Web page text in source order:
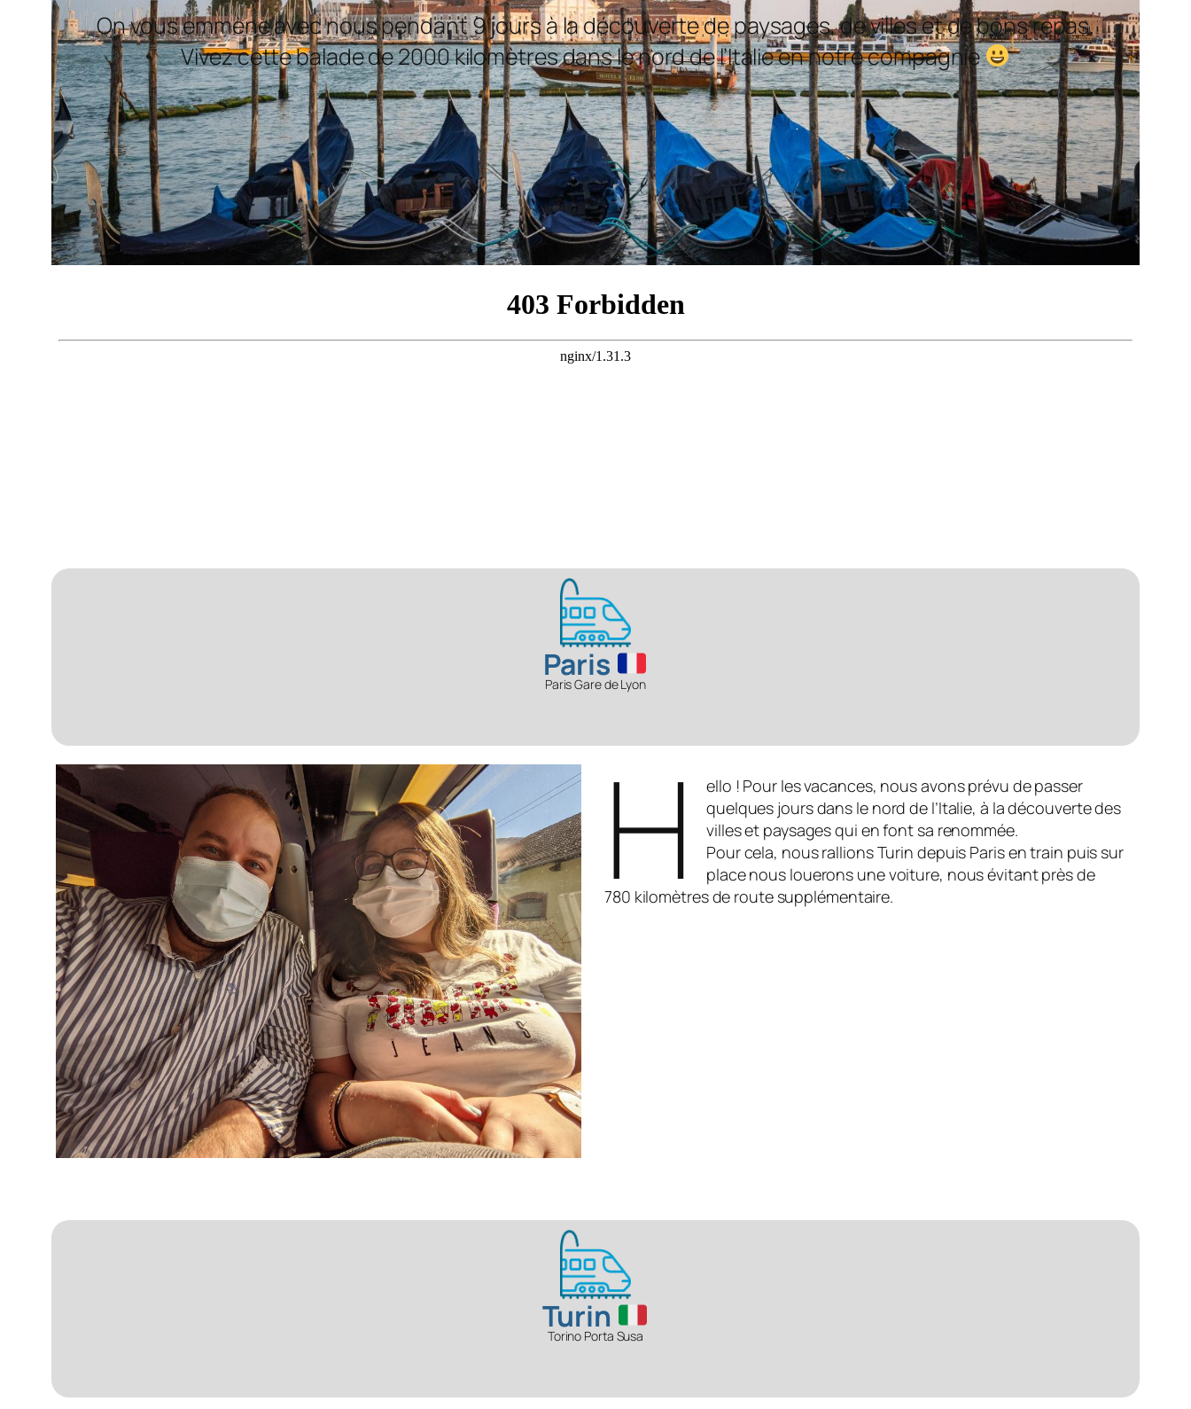
On vous emmène avec nous pendant 9 jours à la découverte de paysages, de villes et de bons repas.
Vivez cette balade de 2000 kilomètres dans le nord de l’Italie en notre compagnie
Paris
Paris Gare de Lyon
H
ello ! Pour les vacances, nous avons prévu de passer
quelques jours dans le nord de l’Italie, à la découverte des
villes et paysages qui en font sa renommée.
Pour cela, nous rallions Turin depuis Paris en train puis sur
place nous louerons une voiture, nous évitant près de
780 kilomètres de route supplémentaire.
Turin
Torino Porta Susa